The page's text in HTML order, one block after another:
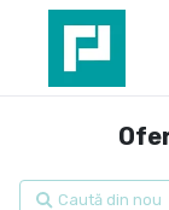
Caută din nou